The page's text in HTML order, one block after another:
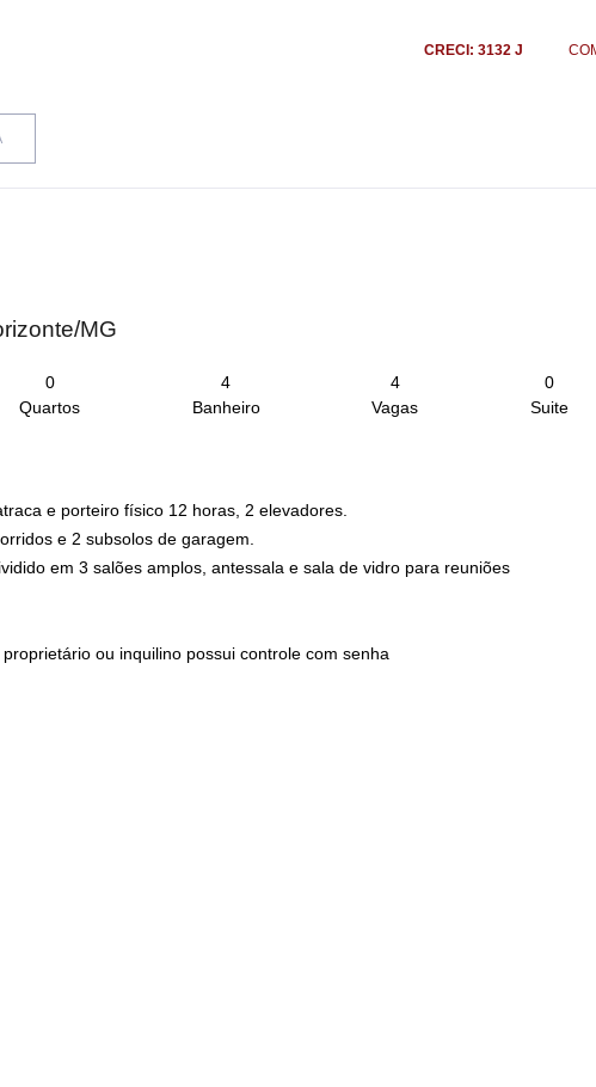
CRECI: 3132 J
MG
0
Quartos
4
Banheiro
4
Vagas
0
Suite
e porteiro físico 12 horas, 2 elevadores.
e 2 subsolos de garagem.
em 3 salões amplos, antessala e sala de vidro para reuniões
ou inquilino possui controle com senha